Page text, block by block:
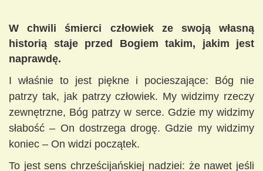
W chwili śmierci człowiek ze swoją własną
historią staje przed Bogiem takim, jakim jest
naprawdę.
I właśnie to jest piękne i pocieszające: Bóg nie
patrzy tak, jak patrzy człowiek. My widzimy rzeczy
zewnętrzne, Bóg patrzy w serce. Gdzie my widzimy
słabość – On dostrzega drogę. Gdzie my widzimy
koniec – On widzi początek.
To jest sens chrześcijańskiej nadziei: że nawet jeśli